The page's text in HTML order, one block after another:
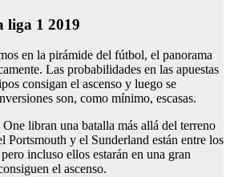
liga 1 2019
en la pirámide del fútbol, el panorama
Las probabilidades en las apuestas
consigan el ascenso y luego se
son, como mínimo, escasas.
libran una batalla más allá del terreno
Portsmouth y el Sunderland están entre los
incluso ellos estarán en una gran
el ascenso.